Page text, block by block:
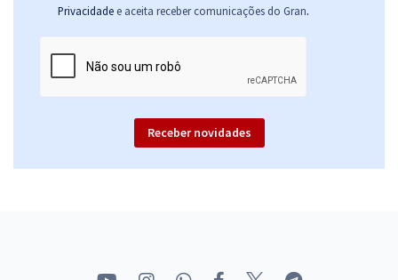
Privacidade e aceita receber comunicações do Gran.
Receber novidades